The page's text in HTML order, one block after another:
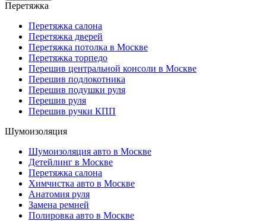
Перетяжка
Перетяжка салона
Перетяжка дверей
Перетяжка потолка в Москве
Перетяжка торпедо
Перешив центральной консоли в Москве
Перешив подлокотника
Перешив подушки руля
Перешив руля
Перешив ручки КПП
Шумоизоляция
Шумоизоляция авто в Москве
Детейлинг в Москве
Перетяжка салона
Химчистка авто в Москве
Анатомия руля
Замена ремней
Полировка авто в Москве